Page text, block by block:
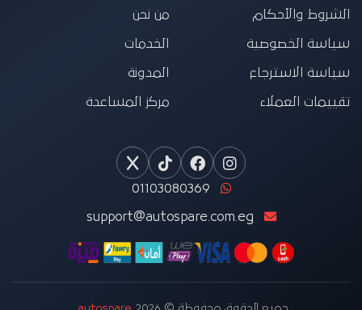
الشروط والأحكام
سياسة الخصوصية
سياسة الاسترجاع
تقييمات العملاء
من نحن
الخدمات
المدونة
مركز المساعدة
جميع الحقوق محفوظة © 2026 autospare